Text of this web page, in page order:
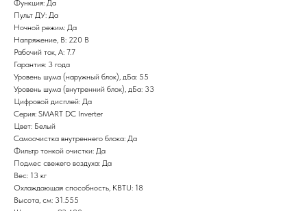
Функция: Да
Пульт ДУ: Да
Ночной режим: Да
Напряжение, В: 220 В
Рабочий ток, А: 7.7
Гарантия: 3 года
Уровень шума (наружный блок), дБа: 55
Уровень шума (внутренний блок), дБа: 33
Цифровой дисплей: Да
Серия: SMART DC Inverter
Цвет: Белый
Самоочистка внутреннего блока: Да
Фильтр тонкой очистки: Да
Подмес свежего воздуха: Да
Вес: 13 кг
Охлаждающая способность, KBTU: 18
Высота, см: 31.555